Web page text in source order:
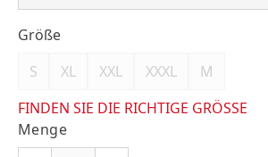
Größe
S
XL XXL XXXL
M
FINDEN SIE DIE RICHTIGE GRÖSSE
Menge